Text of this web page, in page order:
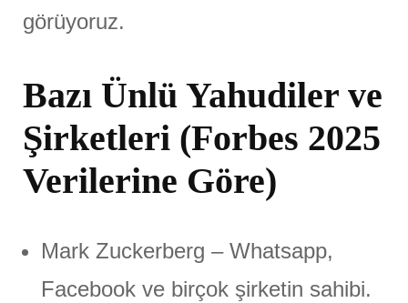
görüyoruz.
Bazı Ünlü Yahudiler ve
Şirketleri (Forbes 2025
Verilerine Göre)
Mark Zuckerberg – Whatsapp,
Facebook ve birçok şirketin sahibi.